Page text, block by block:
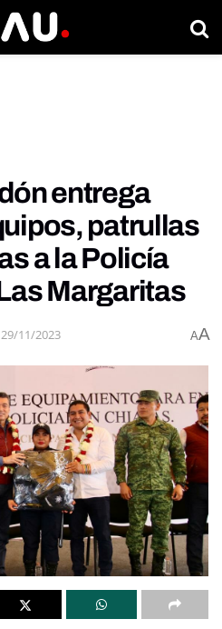
entrega
patrullas
a la Policía
Margaritas
29/11/2023 AA